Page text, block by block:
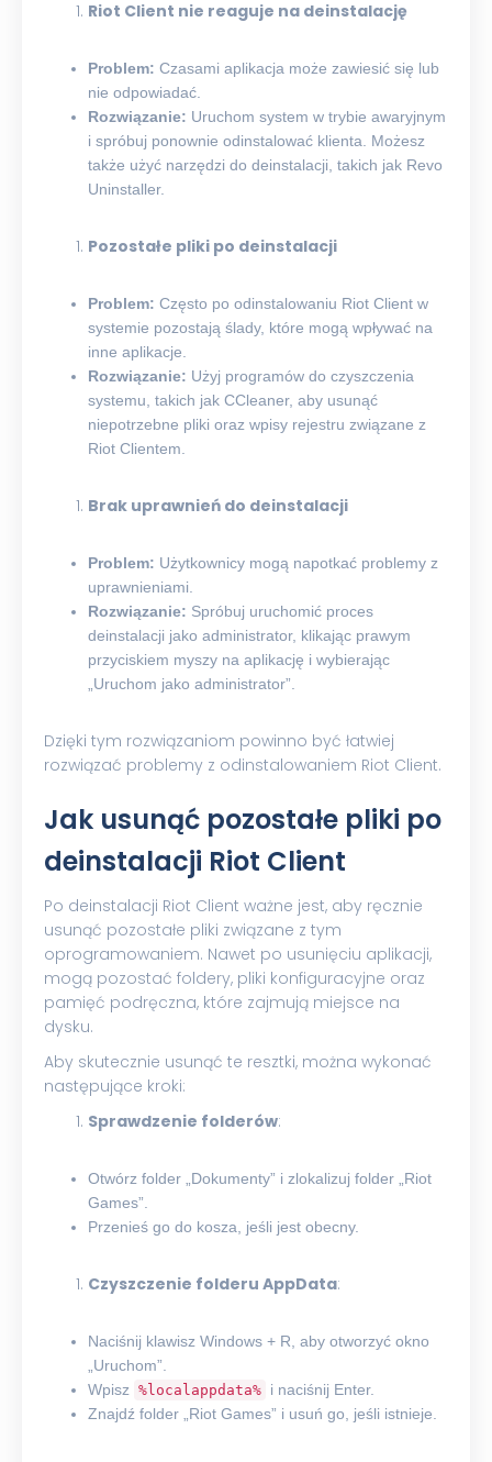
Riot Client nie reaguje na deinstalację
Problem: Czasami aplikacja może zawiesić się lub
nie odpowiadać.
Rozwiązanie: Uruchom system w trybie awaryjnym
i spróbuj ponownie odinstalować klienta. Możesz
także użyć narzędzi do deinstalacji, takich jak Revo
Uninstaller.
Pozostałe pliki po deinstalacji
Problem: Często po odinstalowaniu Riot Client w
systemie pozostają ślady, które mogą wpływać na
inne aplikacje.
Rozwiązanie: Użyj programów do czyszczenia
systemu, takich jak CCleaner, aby usunąć
niepotrzebne pliki oraz wpisy rejestru związane z
Riot Clientem.
Brak uprawnień do deinstalacji
Problem: Użytkownicy mogą napotkać problemy z
uprawnieniami.
Rozwiązanie: Spróbuj uruchomić proces
deinstalacji jako administrator, klikając prawym
przyciskiem myszy na aplikację i wybierając
„Uruchom jako administrator”.
Dzięki tym rozwiązaniom powinno być łatwiej
rozwiązać problemy z odinstalowaniem Riot Client.
Jak usunąć pozostałe pliki po
deinstalacji Riot Client
Po deinstalacji Riot Client ważne jest, aby ręcznie
usunąć pozostałe pliki związane z tym
oprogramowaniem. Nawet po usunięciu aplikacji,
mogą pozostać foldery, pliki konfiguracyjne oraz
pamięć podręczna, które zajmują miejsce na
dysku.
Aby skutecznie usunąć te resztki, można wykonać
następujące kroki:
Sprawdzenie folderów:
Otwórz folder „Dokumenty” i zlokalizuj folder „Riot
Games”.
Przenieś go do kosza, jeśli jest obecny.
Czyszczenie folderu AppData:
Naciśnij klawisz Windows + R, aby otworzyć okno
„Uruchom”.
Wpisz %localappdata% i naciśnij Enter.
Znajdź folder „Riot Games” i usuń go, jeśli istnieje.